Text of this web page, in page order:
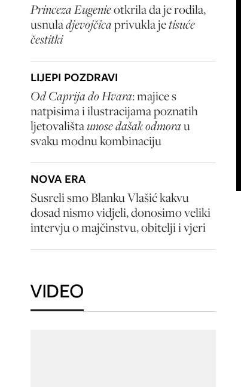
Princeza Eugenieotkrila da je rodila,
usnuladjevojčicaprivukla jetisuće
čestitki
LIJEPI POZDRAVI
Od Caprija do Hvara: majice s
natpisima i ilustracijama poznatih
ljetovalištaunose dašak odmorau
svaku modnu kombinaciju
NOVA ERA
Susreli smo Blanku Vlašić kakvu
dosad nismo vidjeli, donosimo veliki
intervju o majčinstvu, obitelji i vjeri
VIDEO